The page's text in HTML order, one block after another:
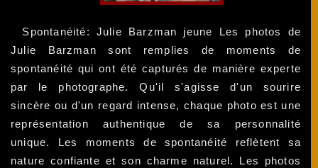
Spontanéité: Julie Barzman jeune Les photos de
Julie Barzman sont remplies de moments de
spontanéité qui ont été capturés de manière experte
par le photographe. Qu'il s'agisse d'un sourire
sincère ou d'un regard intense, chaque photo est une
représentation authentique de sa personnalité
unique. Les moments de spontanéité reflètent sa
nature confiante et son charme naturel. Les photos